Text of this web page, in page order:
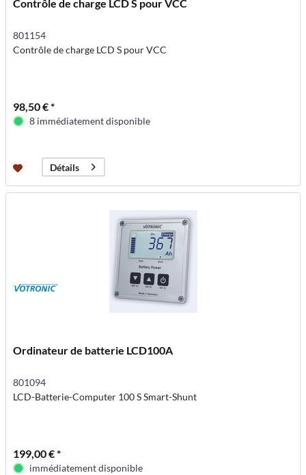
Contrôle de charge LCD S pour VCC
801154
Contrôle de charge LCD S pour VCC
98,50 € *
8 immédiatement disponible
Détails
Ordinateur de batterie LCD100A
801094
LCD-Batterie-Computer 100 S Smart-Shunt
199,00 € *
immédiatement disponible